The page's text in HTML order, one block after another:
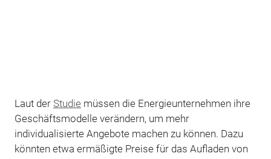
Laut der Studie müssen die Energieunternehmen ihre
Geschäftsmodelle verändern, um mehr
individualisierte Angebote machen zu können. Dazu
könnten etwa ermäßigte Preise für das Aufladen von